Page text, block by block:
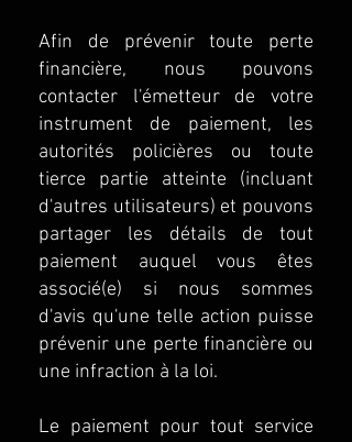
Afin de prévenir toute perte
financière, nous pouvons
contacter l'émetteur de votre
instrument de paiement, les
autorités policières ou toute
tierce partie atteinte (incluant
d'autres utilisateurs) et pouvons
partager les détails de tout
paiement auquel vous êtes
associé(e) si nous sommes
d'avis qu'une telle action puisse
prévenir une perte financière ou
une infraction à la loi.
Le paiement pour tout service